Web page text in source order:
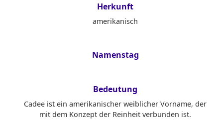
Herkunft
amerikanisch
Namenstag
Bedeutung
Cadee ist ein amerikanischer weiblicher Vorname, der
mit dem Konzept der Reinheit verbunden ist.